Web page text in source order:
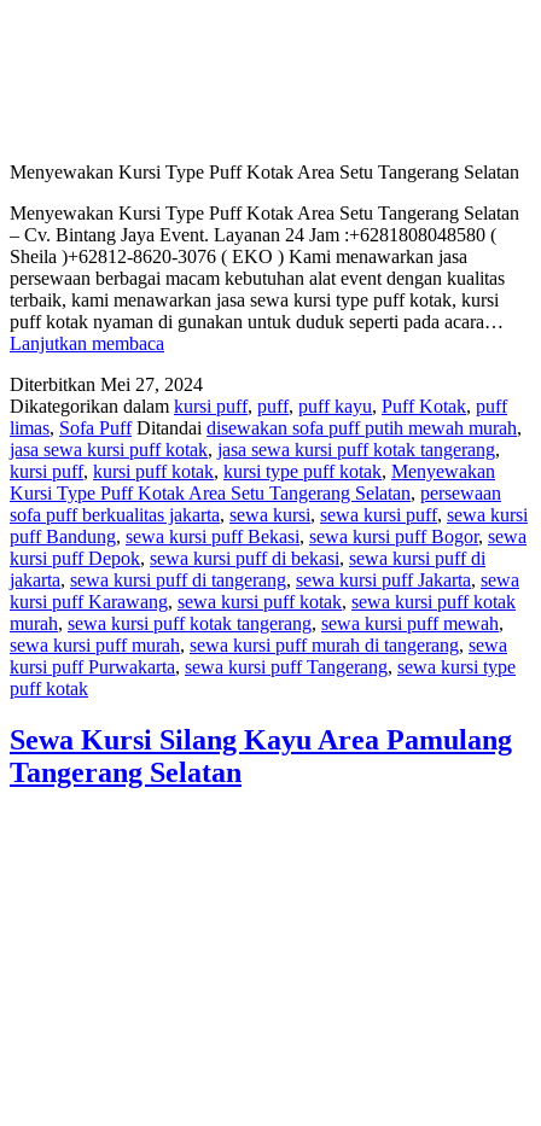
Menyewakan Kursi Type Puff Kotak Area Setu Tangerang Selatan
Menyewakan Kursi Type Puff Kotak Area Setu Tangerang Selatan
– Cv. Bintang Jaya Event. Layanan 24 Jam :+6281808048580 (
Sheila )+62812-8620-3076 ( EKO ) Kami menawarkan jasa
persewaan berbagai macam kebutuhan alat event dengan kualitas
terbaik, kami menawarkan jasa sewa kursi type puff kotak, kursi
puff kotak nyaman di gunakan untuk duduk seperti pada acara…
Lanjutkan membaca
Type
Puff
Kotak
Area
Setu
Tangerang
Selatan
Diterbitkan Mei 27, 2024
Dikategorikan dalam kursi puff, puff, puff kayu, Puff Kotak, puff
limas, Sofa Puff Ditandai disewakan sofa puff putih mewah murah,
jasa sewa kursi puff kotak, jasa sewa kursi puff kotak tangerang,
kursi puff, kursi puff kotak, kursi type puff kotak, Menyewakan
Kursi Type Puff Kotak Area Setu Tangerang Selatan, persewaan
sofa puff berkualitas jakarta, sewa kursi, sewa kursi puff, sewa kursi
puff Bandung, sewa kursi puff Bekasi, sewa kursi puff Bogor, sewa
kursi puff Depok, sewa kursi puff di bekasi, sewa kursi puff di
jakarta, sewa kursi puff di tangerang, sewa kursi puff Jakarta, sewa
kursi puff Karawang, sewa kursi puff kotak, sewa kursi puff kotak
murah, sewa kursi puff kotak tangerang, sewa kursi puff mewah,
sewa kursi puff murah, sewa kursi puff murah di tangerang, sewa
kursi puff Purwakarta, sewa kursi puff Tangerang, sewa kursi type
puff kotak
Sewa Kursi Silang Kayu Area Pamulang
Tangerang Selatan